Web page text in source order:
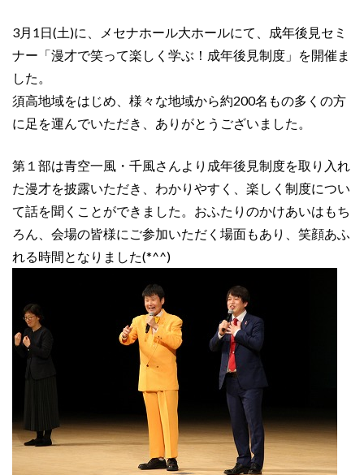
3月1日(土)に、メセナホール大ホールにて、成年後見セミ
ナー「漫才で笑って楽しく学ぶ！成年後見制度」を開催ま
した。
須高地域をはじめ、様々な地域から約200名もの多くの方
に足を運んでいただき、ありがとうございました。
第１部は青空一風・千風さんより成年後見制度を取り入れ
た漫才を披露いただき、わかりやすく、楽しく制度につい
て話を聞くことができました。おふたりのかけあいはもち
ろん、会場の皆様にご参加いただく場面もあり、笑顔あふ
れる時間となりました(*^^)